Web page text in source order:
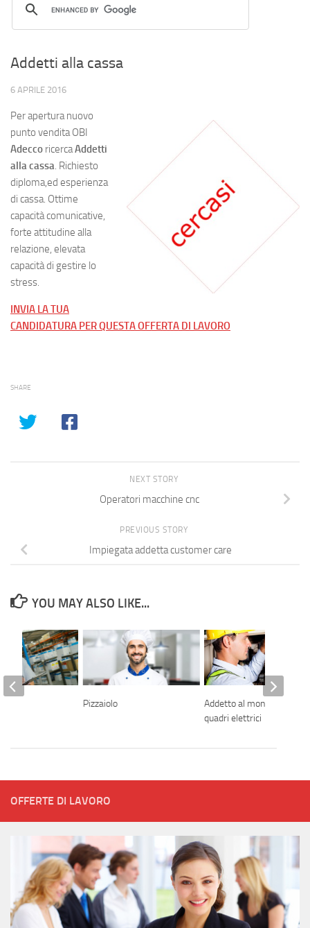
Addetti alla cassa
6 APRILE 2016
Per apertura nuovo
punto vendita OBI
Adecco ricercaAddetti
alla cassa. Richiesto
diploma,ed esperienza
di cassa. Ottime
capacità comunicative,
forte attitudine alla
relazione, elevata
capacità di gestire lo
stress.
INVIA LA TUA
CANDIDATURA PER QUESTA OFFERTA DI LAVORO
SHARE
NEXT STORY
Operatori macchine cnc
PREVIOUS STORY
Impiegata addetta customer care
YOU MAY ALSO LIKE...
Pizzaiolo
Addetto al montaggio di
quadri elettrici
OFFERTE DI LAVORO